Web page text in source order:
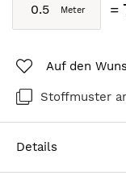
Auf den
Stoffmuster
Details